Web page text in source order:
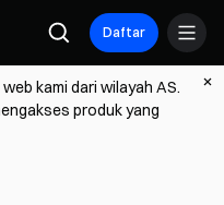
Daftar
kami dari wilayah AS.
produk yang